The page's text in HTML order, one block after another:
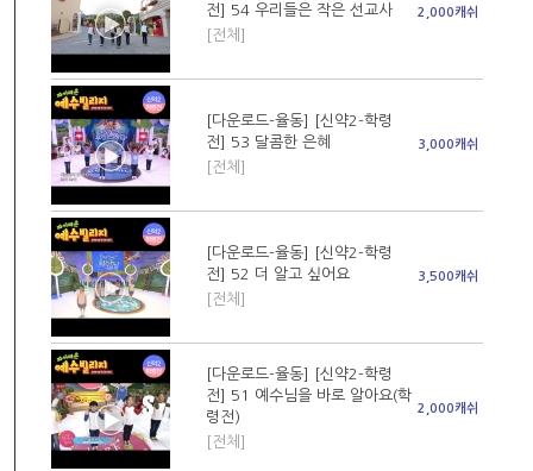
전] 54 우리들은 작은 선교사
[전체]
2,000캐쉬
[다운로드-율동] [신약2-학령
전] 53 달콤한 은혜
[전체]
3,000캐쉬
[다운로드-율동] [신약2-학령
전] 52 더 알고 싶어요
[전체]
3,500캐쉬
[다운로드-율동] [신약2-학령
전] 51 예수님을 바로 알아요(학
령전)
[전체]
2,000캐쉬